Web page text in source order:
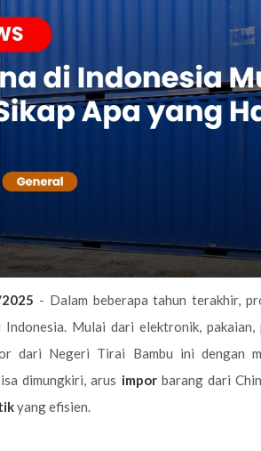
- Dalam beberapa tahun terakhir,
Indonesia. Mulai dari elektronik,
dari Negeri Tirai Bambu ini dengan
dimungkiri, arus impor barang dari
yang efisien.